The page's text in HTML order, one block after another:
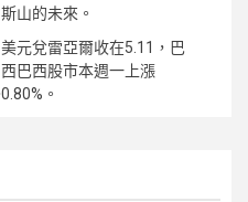
斯山的未來。
美元兌雷亞爾收在5.11，巴
西巴西股市本週一上漲
0.80%。